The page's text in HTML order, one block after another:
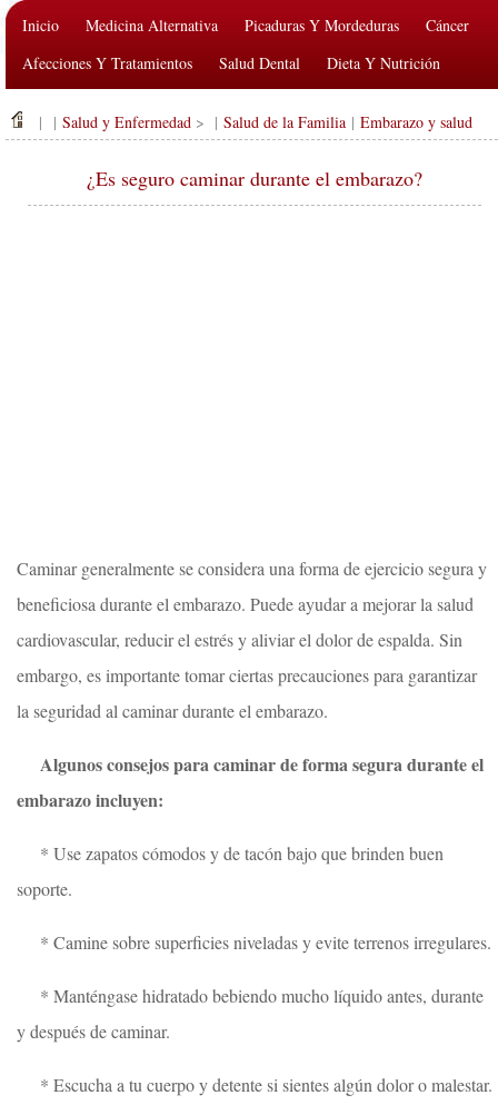
Inicio Medicina Alternativa Picaduras Y Mordeduras
Cáncer
Afecciones Y Tratamientos
Salud Dental
Dieta Y Nutrición
Salud Pública Y Seguridad
Cirugías Y Procedimientos Salud
| | Salud y Enfermedad > | Salud de la Familia | Embarazo y salud
¿Es seguro caminar durante el embarazo?
Caminar generalmente se considera una forma de ejercicio segura y
beneficiosa durante el embarazo. Puede ayudar a mejorar la salud
cardiovascular, reducir el estrés y aliviar el dolor de espalda. Sin
embargo, es importante tomar ciertas precauciones para garantizar
la seguridad al caminar durante el embarazo.
Algunos consejos para caminar de forma segura durante el
embarazo incluyen:
* Use zapatos cómodos y de tacón bajo que brinden buen
soporte.
* Camine sobre superficies niveladas y evite terrenos irregulares.
* Manténgase hidratado bebiendo mucho líquido antes, durante
y después de caminar.
* Escucha a tu cuerpo y detente si sientes algún dolor o malestar.